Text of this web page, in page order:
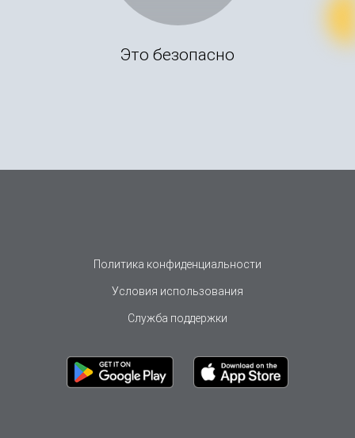
Это безопасно
Политика конфиденциальности
Условия использования
Служба поддержки